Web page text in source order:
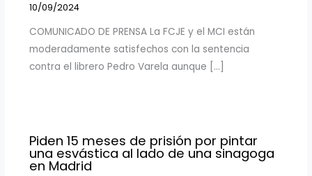
10/09/2024
COMUNICADO DE PRENSA La FCJE y el MCI están
moderadamente satisfechos con la sentencia
contra el librero Pedro Varela aunque […]
Piden 15 meses de prisión por pintar
una esvástica al lado de una sinagoga
en Madrid